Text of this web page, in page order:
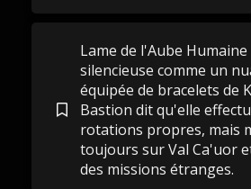
Lame de l'Aube Humaine
silencieuse comme un
équipée de bracelets de
Bastion dit qu'elle
rotations propres, mais
toujours sur Val Ca'uor
des missions étranges.